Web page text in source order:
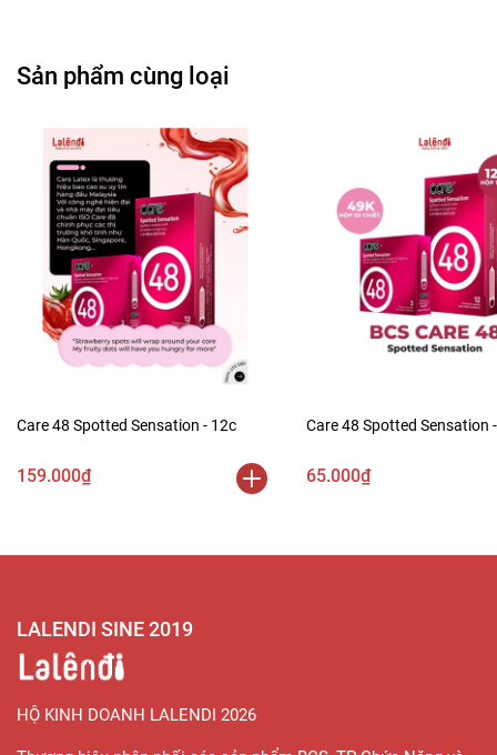
Sản phẩm cùng loại
Care 48 Spotted Sensation - 12c
159.000₫
Care 48 Spotted Sensation
65.000₫
LALENDI SINE 2019
HỘ KINH DOANH LALENDI 2026